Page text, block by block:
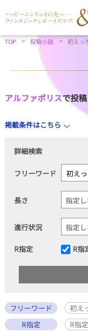
TOP 投稿小説 初えっ
アルファポリスで投
掲載条件はこちら
詳細検索
フリーワード
長さ
進行状況
R指定 R指
フリーワード
初え
R指定
R指